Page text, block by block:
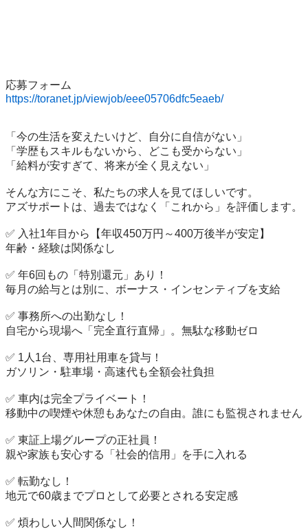
https://toranet.jp/viewjob/eee05706dfc5eaeb/
「今の生活を変えたいけど、自分に自信がない」
「学歴もスキルもないから、どこも受からない」
「給料が安すぎて、将来が全く見えない」
そんな方にこそ、私たちの求人を見てほしいです。
アズサポートは、過去ではなく「これから」を評価します。
✅ 入社1年目から【年収450万円～400万後半が安定】
年齢・経験は関係なし
✅ 年6回もの「特別還元」あり！
毎月の給与とは別に、ボーナス・インセンティブを支給
✅ 事務所への出勤なし！
自宅から現場へ「完全直行直帰」。無駄な移動ゼロ
✅ 1人1台、専用社用車を貸与！
ガソリン・駐車場・高速代も全額会社負担
✅ 車内は完全プライベート！
移動中の喫煙や休憩もあなたの自由。誰にも監視されません
✅ 東証上場グループの正社員！
親や家族も安心する「社会的信用」を手に入れる
✅ 転勤なし！
地元で60歳までプロとして必要とされる安定感
✅ 煩わしい人間関係なし！